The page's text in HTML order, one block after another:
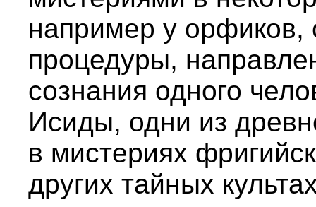
например у орфиков,
процедуры,
сознания одного
Исиды, одни из
в мистериях
других тайных